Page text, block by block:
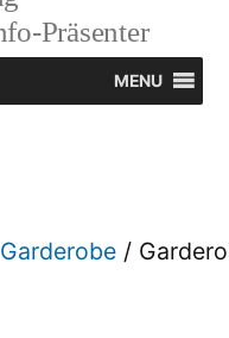
Präsenter
MENU
Garderobe /